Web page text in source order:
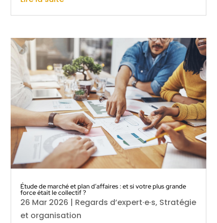
Étude de marché et plan d’affaires : et si votre plus grande
force était le collectif ?
26 Mar 2026 | Regards d’expert·e·s, Stratégie
et organisation